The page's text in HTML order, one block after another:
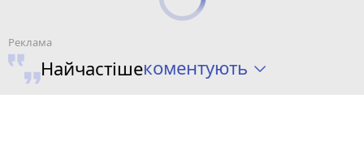
Найчастішекоментують